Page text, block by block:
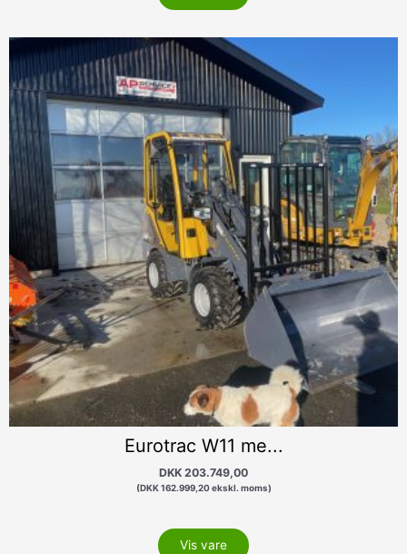
Eurotrac W11 me...
DKK 203.749,00
(DKK162.999,20ekskl. moms)
Vis vare